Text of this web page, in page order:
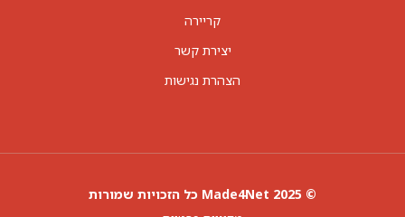
קריירה
יצירת קשר
הצהרת נגישות
© 2025 Made4Net כל הזכויות שמורות